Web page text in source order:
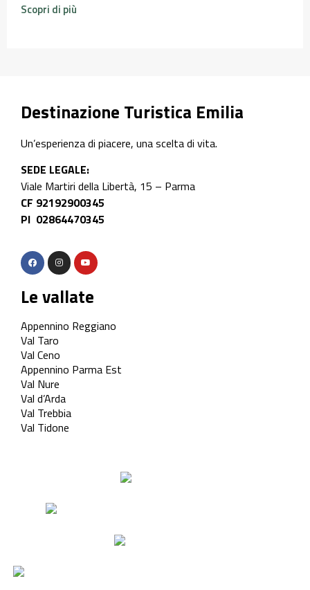
Scopri di più
Destinazione Turistica Emilia
Un’esperienza di piacere, una scelta di vita.
SEDE LEGALE:
Viale Martiri della Libertà, 15 – Parma
CF 92192900345
PI 02864470345
Le vallate
Appennino Reggiano
Val Taro
Val Ceno
Appennino Parma Est
Val Nure
Val d’Arda
Val Trebbia
Val Tidone